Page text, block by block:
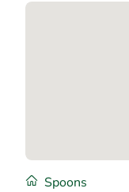
Spoons